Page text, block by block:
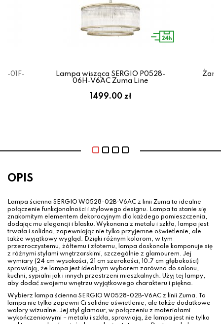
01F-
Lampa wisząca SERGIO P0528-
06H-V6AC Zuma Line
1499.00 zł
OPIS
Lampa ścienna SERGIO W0528-02B-V6AC z linii Zuma to idealne
połączenie funkcjonalności i stylowego designu. Lampa ta stanie się
znakomitym elementem dekoracyjnym dla każdego pomieszczenia,
dodając mu elegancji i blasku. Wykonana z metalu i szkła, lampa jest
trwała i solidna, zapewniając nie tylko przyjemne oświetlenie, ale
także wyjątkowy wygląd. Dzięki różnym kolorom, w tym
przezroczystemu, żółtemu i złotemu, lampa doskonale komponuje się
z różnymi stylami wnętrzarskimi, szczególnie z glamourem. Jej
wymiary (24 cm wysokości, 21 cm szerokości, 10.7 cm głębokości)
sprawiają, że lampa jest idealnym wyborem zarówno do salonu,
kuchni, sypialni jak i innych przestrzeni mieszkalnych. Użyj tej lampy,
aby dodać swojemu wnętrzu wyjątkowego charakteru i piękna.
Wybierz lampa ścienna SERGIO W0528-02B-V6AC z linii Zuma. Ta
lampa nie tylko zapewni Ci solidne oświetlenie, ale także dodatkowe
walory wizualne. Jej styl glamour, w połączeniu z materiałami
wykończeniowymi – metalu i szkła, sprawiają, że lampa jest nie tylko